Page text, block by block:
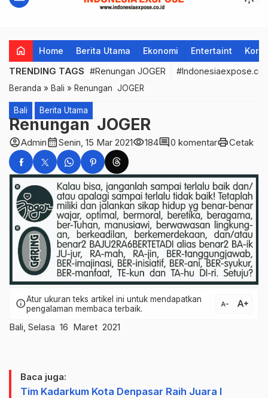
home Home Berita Utama Ekonomi Entertaint
TRENDING TAGS #Renungan JOGER
Beranda » Bali » Renungan JOGER
Bali Berita Utama
Renungan JOGER
account_circleAdmincalendar_monthSenin, 15 Mar 2021visibility184comment0 komentarprintCetak
infoAtur ukuran teks artikel ini untuk mendapatkan
pengalaman membaca terbaik.
text_decrease text_increase
Bali, Selasa 16 Maret 2021
Baca juga:
Tim Kadarkum Kota Denpasar Raih Juara I